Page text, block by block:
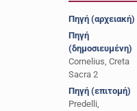
Πηγή (αρχειακή)
Πηγή
(δημοσιευμένη)
Cornelius, Creta
Sacra 2
Πηγή (επιτομή)
Predelli,